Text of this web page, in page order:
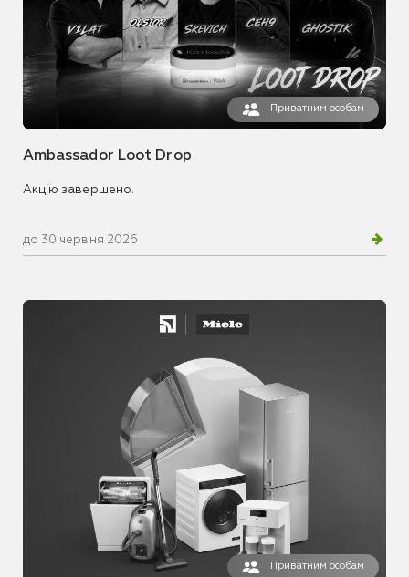
Приватним особам
Ambassador Loot Drop
Акцію завершено.
до 30 червня 2026
Приватним особам